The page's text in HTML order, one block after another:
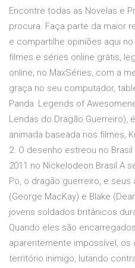
Encontre todas as Novelas e
procura. Faça parte da maior
e compartilhe opiniões aqui
filmes e séries online grátis,
online, no MaxSéries, com a
graça no seu computador,
Panda: Legends of
Lendas do Dragão Guerreiro),
animada baseada nos filmes,
2. O desenho estreou no
2011 no Nickelodeon Brasil.A
Po, o dragão guerreiro, e
(George MacKay) e Blake
jovens soldados britânicos
Quando eles são
aparentemente impossível,
território inimigo, lutando